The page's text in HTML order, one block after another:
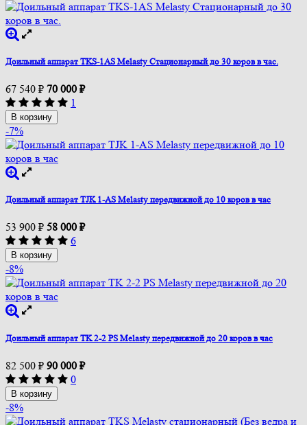
Доильный аппарат TKS-1AS Melasty Стационарный до 30 коров в час.
67 540 ₽ 70 000 ₽
1
В корзину
-7%
Доильный аппарат TJK 1-AS Melasty передвижной до 10 коров в час
53 900 ₽ 58 000 ₽
6
В корзину
-8%
Доильный аппарат TK 2-2 PS Melasty передвижной до 20 коров в час
82 500 ₽ 90 000 ₽
0
В корзину
-8%